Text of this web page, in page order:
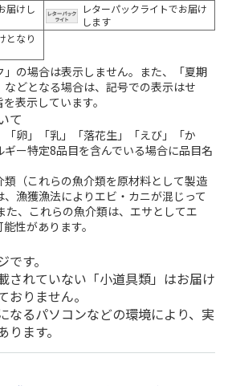
届けし
レターパックライトでお届け
します
となり
の場合は表示しません。また、「夏期
どとなる場合は、記号での表示はせ
表示しています。
て
卵」「乳」「落花生」「えび」「か
ー特定8品目を含んでいる場合に品目名
（これらの魚介類を原材料として製造
漁獲漁法によりエビ・カニが混じって
た、これらの魚介類は、エサとしてエ
性があります。
す。
されていない「小道具類」はお届け
おりません。
なるパソコンなどの環境により、実
ます。